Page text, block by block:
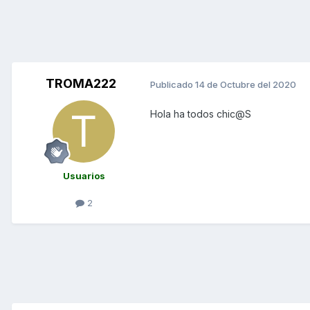
TROMA222
Usuarios
2
Publicado 14 de Octubre del 2020
Hola ha todos chic@S